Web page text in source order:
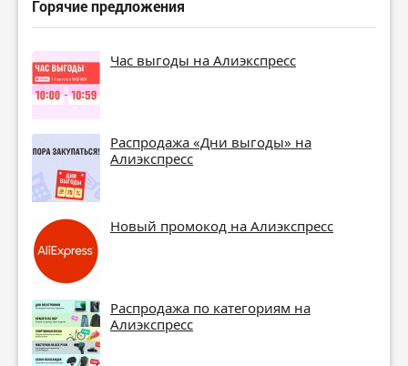
Горячие предложения
Час выгоды на Алиэкспресс
Распродажа «Дни выгоды» на
Алиэкспресс
Новый промокод на Алиэкспресс
Распродажа по категориям на
Алиэкспресс